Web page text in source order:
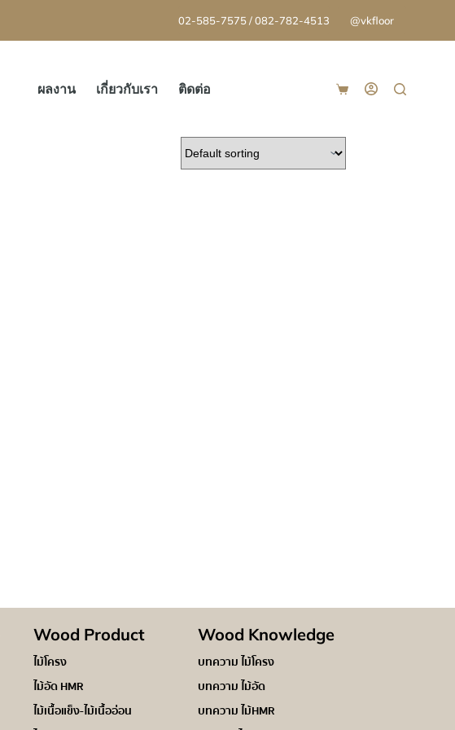
02-585-7575 / 082-782-4513 @vkfloor
ผลงาน เกี่ยวกับเรา ติดต่อ
Wood Product
ไม้โครง
ไม้อัด HMR
ไม้เนื้อแข็ง-ไม้เนื้ออ่อน
Wood Knowledge
บทความ ไม้โครง
บทความ ไม้อัด
บทความ ไม้HMR